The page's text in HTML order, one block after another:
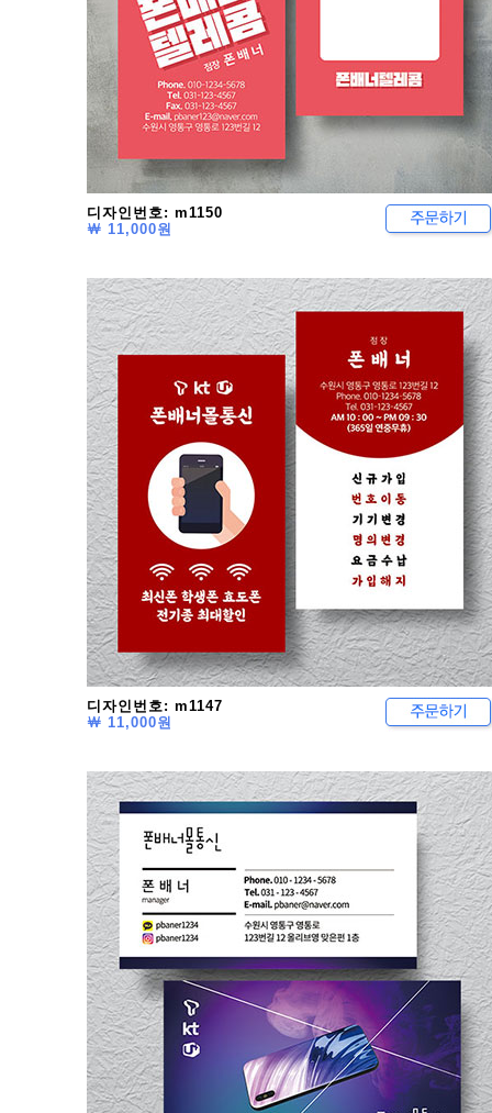
디자인번호: m1150
￦ 11,000원
디자인번호: m1147
￦ 11,000원